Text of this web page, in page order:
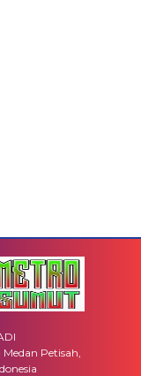
Petisah,